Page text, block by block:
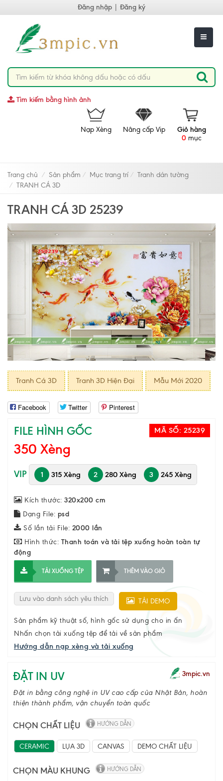
Đăng nhập Đăng ký
Tìm kiếm bằng hình ảnh
Giỏ hàng
0 mục
Nâng cấp Vip
Nạp Xèng
Trang chủ Sản phẩm Mục trang trí
Tranh dán tường
TRANH CÁ 3D
TRANH CÁ 3D 25239
Tranh Cá 3D Tranh 3D Hiện Đại Mẫu Mới 2020
Facebook Twitter Pinterest
FILE HÌNH GỐC MÃ SỐ: 25239
350 Xèng
VIP 1 315 Xèng 2 280 Xèng 3 245 Xèng
Kích thước: 320x200 cm
Dạng File: psd
Số lần tải File: 2000 lần
Hình thức: Thanh toán và tải tệp xuống hoàn toàn tự
động
TẢI XUỐNG TỆP THÊM VÀO GIỎ
Lưu vào danh sách yêu thích TẢI DEMO
Sản phẩm kỹ thuật số, hình gốc sử dụng cho in ấn
Nhấn chọn tải xuống tệp để tải về sản phẩm
Hướng dẫn nạp xèng và tải xuống
ĐẶT IN UV 3mpic.vn
Đặt in bằng công nghệ in UV cao cấp của Nhật Bản, hoàn
thiện thành phẩm, vận chuyển toàn quốc
CHỌN CHẤT LIỆU HƯỚNG DẪN
CERAMIC LỤA 3D CANVAS DEMO CHẤT LIỆU
CHỌN MÀU KHUNG HƯỚNG DẪN